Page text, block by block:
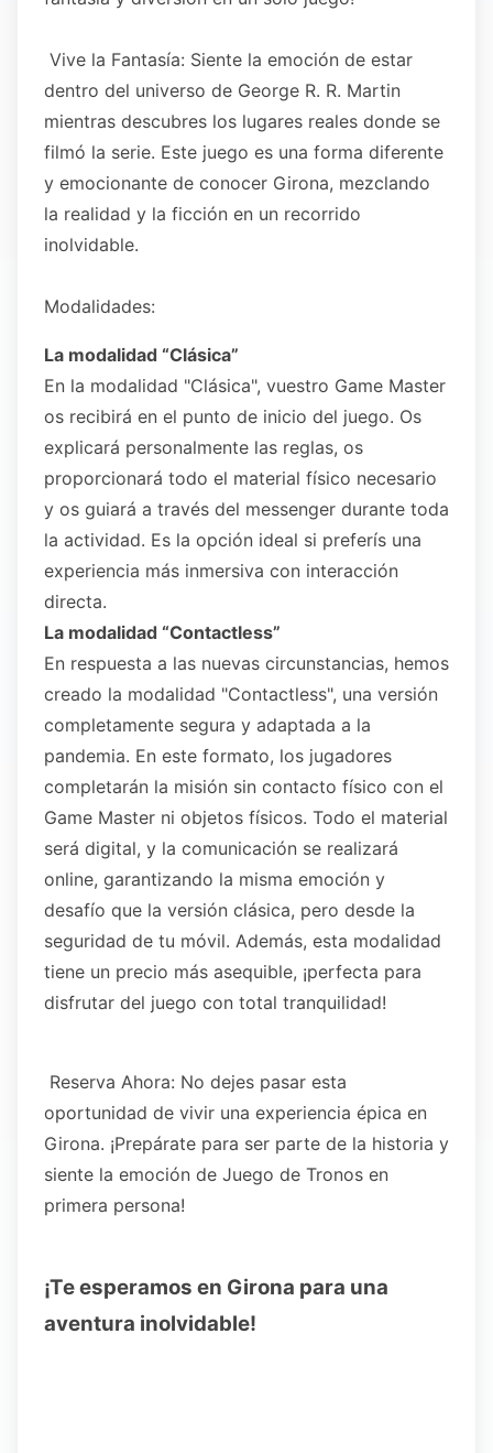
Vive la Fantasía: Siente la emoción de estar
dentro del universo de George R. R. Martin
mientras descubres los lugares reales donde se
filmó la serie. Este juego es una forma diferente
y emocionante de conocer Girona, mezclando
la realidad y la ficción en un recorrido
inolvidable.
Modalidades:
La modalidad “Clásica”
En la modalidad "Clásica", vuestro Game Master
os recibirá en el punto de inicio del juego. Os
explicará personalmente las reglas, os
proporcionará todo el material físico necesario
y os guiará a través del messenger durante toda
la actividad. Es la opción ideal si preferís una
experiencia más inmersiva con interacción
directa.
La modalidad “Contactless”
En respuesta a las nuevas circunstancias, hemos
creado la modalidad "Contactless", una versión
completamente segura y adaptada a la
pandemia. En este formato, los jugadores
completarán la misión sin contacto físico con el
Game Master ni objetos físicos. Todo el material
será digital, y la comunicación se realizará
online, garantizando la misma emoción y
desafío que la versión clásica, pero desde la
seguridad de tu móvil. Además, esta modalidad
tiene un precio más asequible, ¡perfecta para
disfrutar del juego con total tranquilidad!
Reserva Ahora: No dejes pasar esta
oportunidad de vivir una experiencia épica en
Girona. ¡Prepárate para ser parte de la historia y
siente la emoción de Juego de Tronos en
primera persona!
¡Te esperamos en Girona para una
aventura inolvidable!